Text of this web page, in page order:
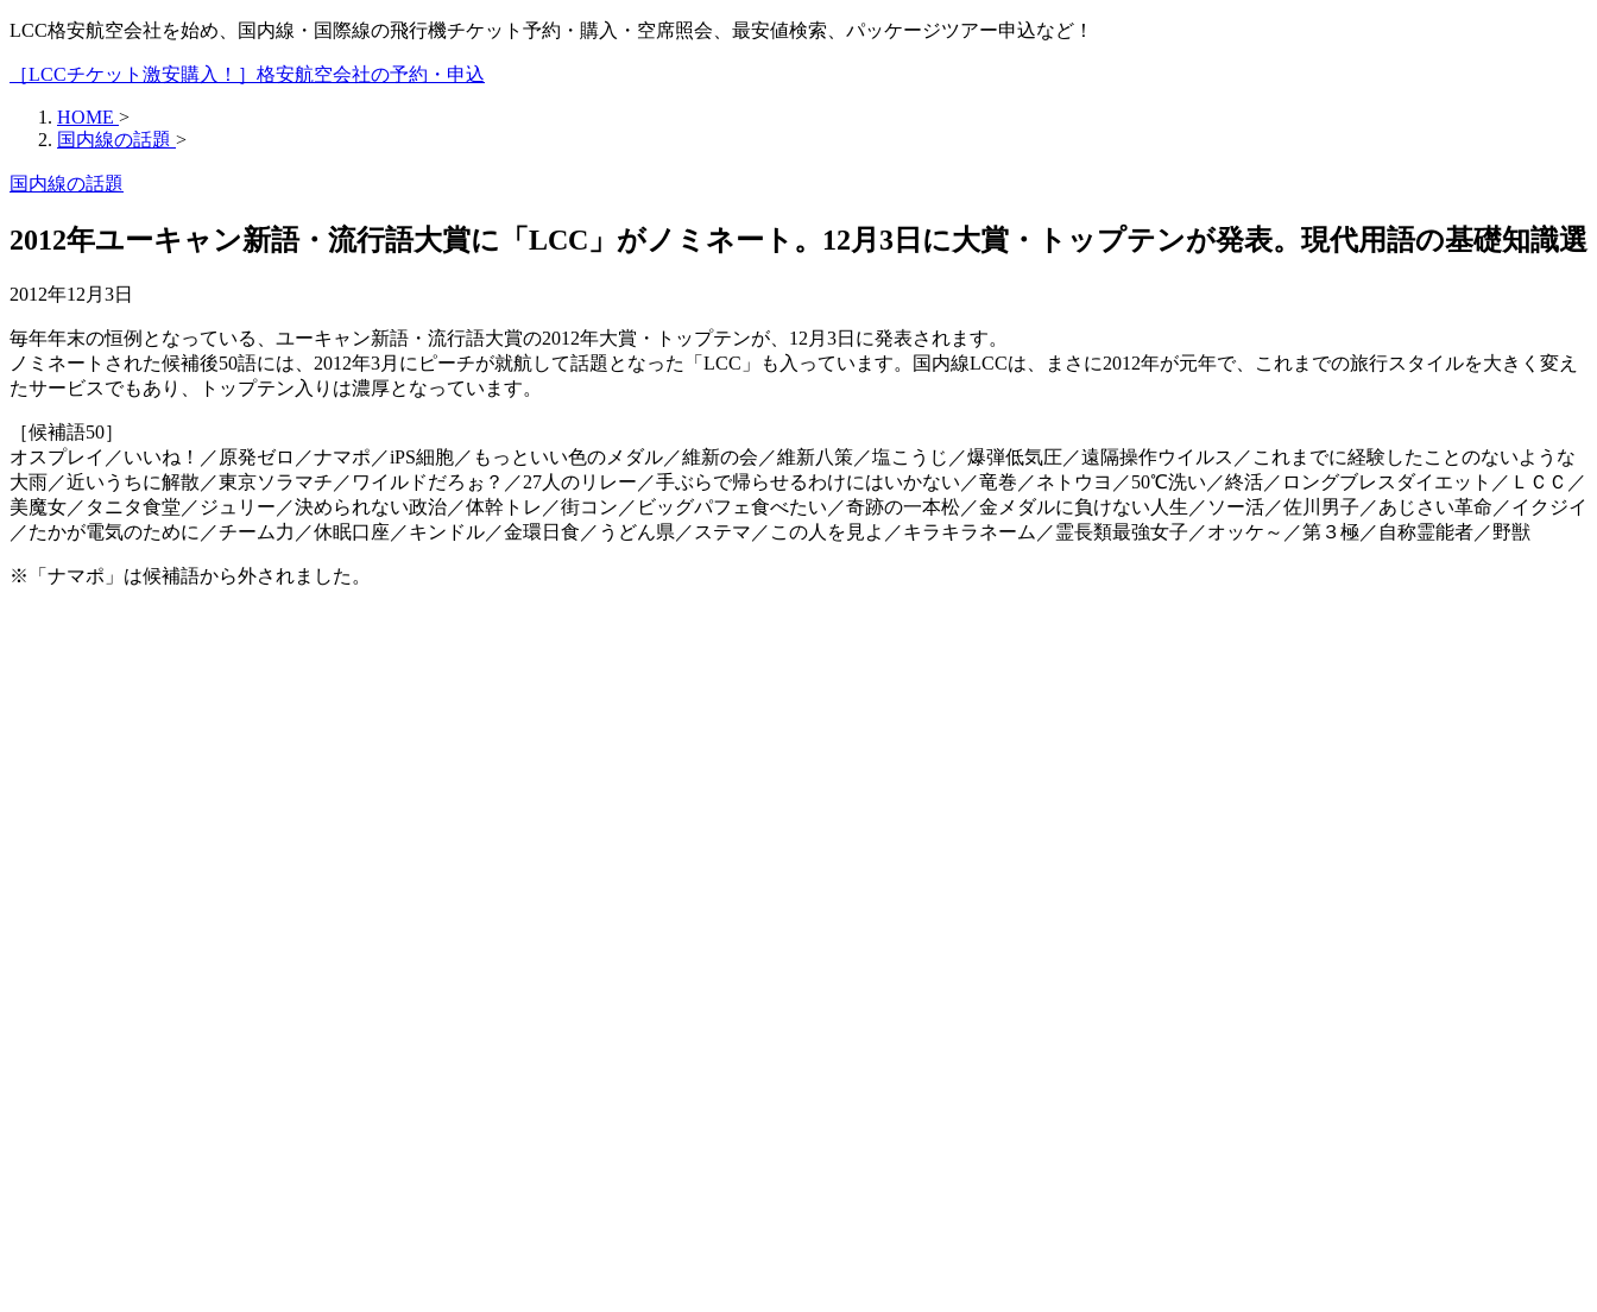
LCC格安航空会社を始め、国内線・国際線の飛行機チケット予約・購入・空席照会、最安値検索、パッケージツアー申込など！
［LCCチケット激安購入！］格安航空会社の予約・申込
HOME >
国内線の話題 >
国内線の話題
2012年ユーキャン新語・流行語大賞に「LCC」がノミネート。12月3日に大賞・トップテンが発表。現代用語の基礎知識選
2012年12月3日
毎年年末の恒例となっている、ユーキャン新語・流行語大賞の2012年大賞・トップテンが、12月3日に発表されます。
ノミネートされた候補後50語には、2012年3月にピーチが就航して話題となった「LCC」も入っています。国内線LCCは、まさに2012年が元年で、これまでの旅行スタイルを大きく変え
たサービスでもあり、トップテン入りは濃厚となっています。
［候補語50］
オスプレイ／いいね！／原発ゼロ／ナマポ／iPS細胞／もっといい色のメダル／維新の会／維新八策／塩こうじ／爆弾低気圧／遠隔操作ウイルス／これまでに経験したことのないような
大雨／近いうちに解散／東京ソラマチ／ワイルドだろぉ？／27人のリレー／手ぶらで帰らせるわけにはいかない／竜巻／ネトウヨ／50℃洗い／終活／ロングブレスダイエット／ＬＣＣ／
美魔女／タニタ食堂／ジュリー／決められない政治／体幹トレ／街コン／ビッグパフェ食べたい／奇跡の一本松／金メダルに負けない人生／ソー活／佐川男子／あじさい革命／イクジイ
／たかが電気のために／チーム力／休眠口座／キンドル／金環日食／うどん県／ステマ／この人を見よ／キラキラネーム／霊長類最強女子／オッケ～／第３極／自称霊能者／野獣
※「ナマポ」は候補語から外されました。